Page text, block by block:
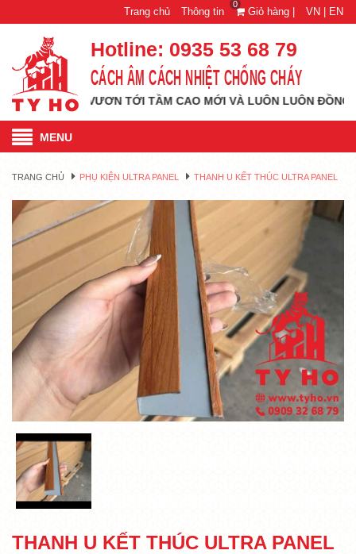
Trang chủ Thông tin
0
Giỏ hàng | VN | EN
Hotline: 0935 53 68 79
CÁCH ÂM CÁCH NHIỆT CHỐNG CHÁY
TỶ HỔ VƯƠN TỚI TẦM CAO MỚI VÀ LUÔN LUÔN ĐỒNG HÀNH
MENU
TRANG CHỦ PHỤ KIỆN ULTRA PANEL THANH U KẾT THÚC ULTRA PANEL
THANH U KẾT THÚC ULTRA PANEL